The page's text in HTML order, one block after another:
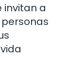
invitan a